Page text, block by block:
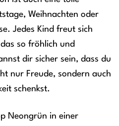
Weihnachten oder
Jedes Kind freut sich
so fröhlich und
dir sicher sein, dass du
nur Freude, sondern auch
schenkst.
Neongrün in einer